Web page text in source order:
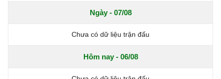
Ngày - 07/08
Chưa có dữ liệu trận đấu
Hôm nay - 06/08